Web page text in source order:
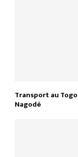
Transport au
Nagodé